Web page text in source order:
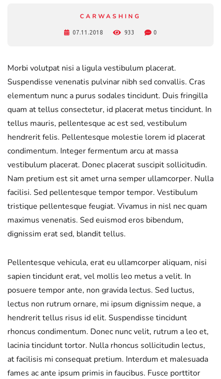
CARWASHING
07.11.2018 933 0
Morbi volutpat nisi a ligula vestibulum placerat.
Suspendisse venenatis pulvinar nibh sed convallis. Cras
elementum nunc a purus sodales tincidunt. Duis fringilla
quam at tellus consectetur, id placerat metus tincidunt. In
tellus mauris, pellentesque ac est sed, vestibulum
hendrerit felis. Pellentesque molestie lorem id placerat
condimentum. Integer fermentum arcu at massa
vestibulum placerat. Donec placerat suscipit sollicitudin.
Nam pretium est sit amet urna semper ullamcorper. Nulla
facilisi. Sed pellentesque tempor tempor. Vestibulum
tristique pellentesque feugiat. Vivamus in nisl nec quam
maximus venenatis. Sed euismod eros bibendum,
dignissim erat sed, blandit tellus.
Pellentesque vehicula, erat eu ullamcorper aliquam, nisi
sapien tincidunt erat, vel mollis leo metus a velit. In
posuere tempor ante, non gravida lectus. Sed luctus,
lectus non rutrum ornare, mi ipsum dignissim neque, a
hendrerit tellus risus id elit. Suspendisse tincidunt
rhoncus condimentum. Donec nunc velit, rutrum a leo et,
lacinia tincidunt tortor. Nulla rhoncus sollicitudin lectus,
at facilisis mi consequat pretium. Interdum et malesuada
fames ac ante ipsum primis in faucibus. Fusce porttitor